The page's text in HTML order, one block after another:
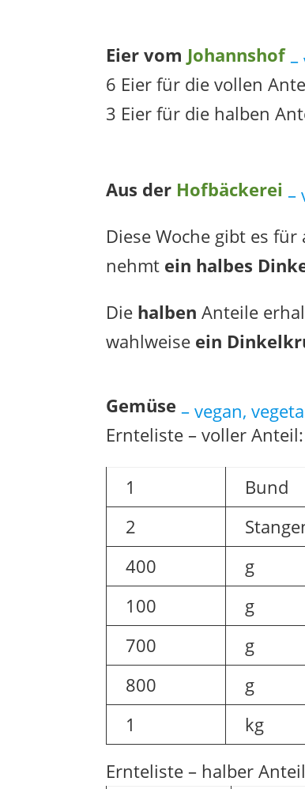
Eier vom Johannshof –
6 Eier für die vollen
3 Eier für die halben
Aus der Hofbäckerei –
Diese Woche gibt es
nehmt ein halbes
Die halben Anteile
wahlweise ein
Gemüse – vegan,
Ernteliste – voller Anteil:
1 Bund
2
400
g
100
g
700
g
800
g
1
kg
Ernteliste – halber